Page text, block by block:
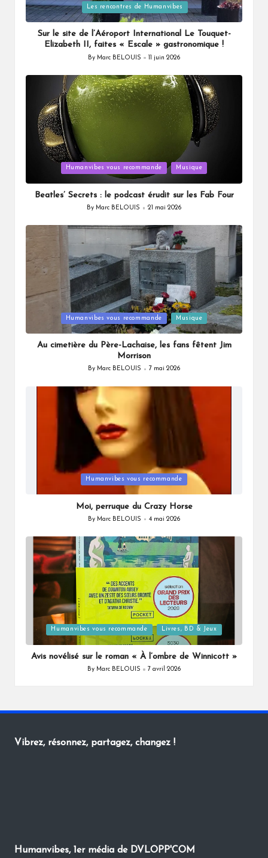
in
Les rencontres de Humanvibes
Sur le site de l’Aéroport International Le Touquet-
Elizabeth II, faites « Escale » gastronomique !
Posted
By Marc BELOUIS 11 juin 2026
Humanvibes vous recommande Musique
Beatles’ Secrets : le podcast érudit sur les Fab Four
Posted
By Marc BELOUIS 21 mai 2026
Humanvibes vous recommande Musique
Au cimetière du Père-Lachaise, les fans fêtent Jim
Morrison
Posted
By Marc BELOUIS 7 mai 2026
Humanvibes vous recommande
Moi, perruque du Crazy Horse
Posted
By Marc BELOUIS 4 mai 2026
Posted
in
Humanvibes vous recommande Livres, BD & Jeux
Avis novélisé sur le roman « À l’ombre de Winnicott »
Posted
By Marc BELOUIS 7 avril 2026
Vibrez, résonnez, partagez, changez !
Humanvibes, 1er média de DVLOPP'COM